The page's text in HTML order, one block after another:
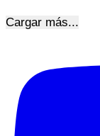
Cargar más...